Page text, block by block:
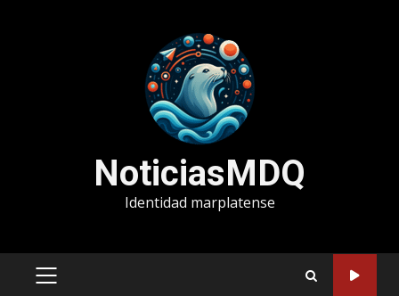
NoticiasMDQ
Identidad marplatense
MENÚ